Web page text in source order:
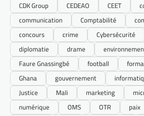
CDK Group
CEDEAO CEET
communication
Comptabilité
concours
crime Cybersécurité
diplomatie
drame
Faure Gnassingbé
football
Ghana
gouvernement
Justice
Mali marketing
numérique
OMS OTR paix